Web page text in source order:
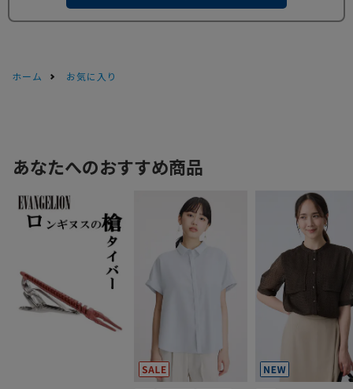
ホーム お気に入り